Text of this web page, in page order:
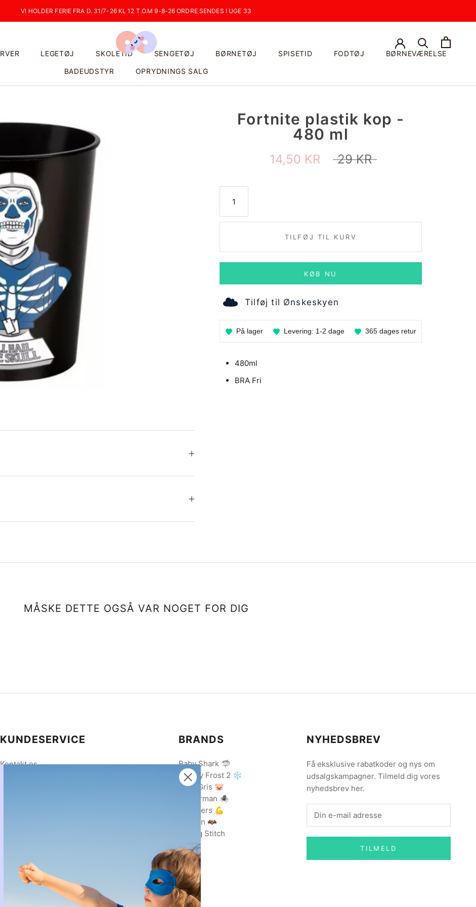
VI HOLDER FERIE FRA D. 31/7-26 KL 12 T.O.M 9-8-26 ORDRE SENDES I UGE 33
LEGETØJ SKOLETID SENGETØJ BØRNETØJ SPISETID FODTØJ BØRNEVÆRELSE
BADEUDSTYR OPRYDNINGS SALG
Fortnite plastik kop -
480 ml
14,50 KR 29 KR
TILFØJ TIL KURV
KØB NU
Tilføj til Ønskeskyen
På lager Levering: 1-2 dage 365 dages retur
480ml
BRA Fri
MÅSKE DETTE OGSÅ VAR NOGET FOR DIG
KUNDESERVICE
Kontakt os
Fødevarestyrelsen
BRANDS
Baby Shark 🦈
Disney Frost 2 ❄️
Gurli Gris 🐷
Spiderman 🕷️
Avengers 💪
Batman 🦇
Lilo og Stitch
NYHEDSBREV
Få eksklusive rabatkoder og nys om
udsalgskampagner. Tilmeld dig vores
nyhedsbrev her.
TILMELD